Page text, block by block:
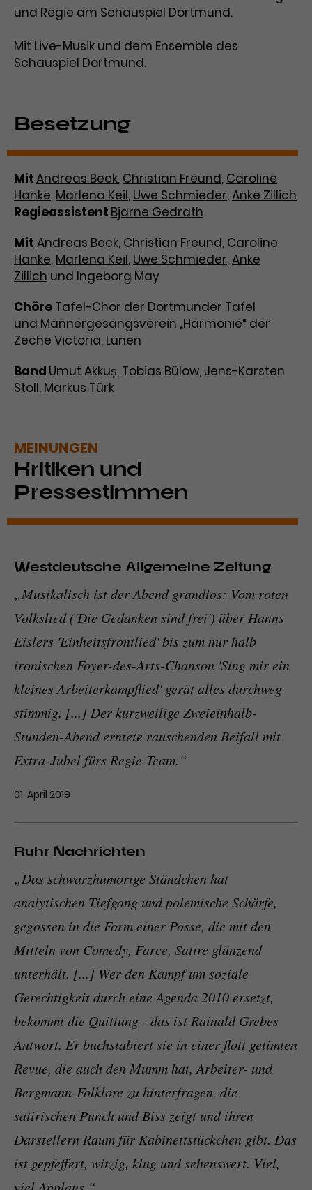
und Regie am Schauspiel Dortmund.
Mit Live-Musik und dem Ensemble des
Schauspiel Dortmund.
Besetzung
MitAndreas Beck, Christian Freund, Caroline
Hanke, Marlena Keil, Uwe Schmieder,Anke Zillich
Regieassistent Bjarne Gedrath
Mit Andreas Beck, Christian Freund, Caroline
Hanke, Marlena Keil, Uwe Schmieder,Anke
Zillich und Ingeborg May
Chöre Tafel-Chor der Dortmunder Tafel
und Männergesangsverein „Harmonie“ der
Zeche Victoria, Lünen
Band Umut Akkuş, Tobias Bülow, Jens-Karsten
Stoll, Markus Türk
MEINUNGEN
Kritiken und
Pressestimmen
Westdeutsche Allgemeine Zeitung
„Musikalisch ist der Abend grandios: Vom roten
Volkslied ('Die Gedanken sind frei') über Hanns
Eislers 'Einheitsfrontlied' bis zum nur halb
ironischen Foyer-des-Arts-Chanson 'Sing mir ein
kleines Arbeiterkampflied' gerät alles durchweg
stimmig. [...] Der kurzweilige Zweieinhalb-
Stunden-Abend erntete rauschenden Beifall mit
Extra-Jubel fürs Regie-Team.“
01. April 2019
Ruhr Nachrichten
„Das schwarzhumorige Ständchen hat
analytischen Tiefgang und polemische Schärfe,
gegossen in die Form einer Posse, die mit den
Mitteln von Comedy, Farce, Satire glänzend
unterhält. [...] Wer den Kampf um soziale
Gerechtigkeit durch eine Agenda 2010 ersetzt,
bekommt die Quittung - das ist Rainald Grebes
Antwort. Er buchstabiert sie in einer flott getimten
Revue, die auch den Mumm hat, Arbeiter- und
Bergmann-Folklore zu hinterfragen, die
satirischen Punch und Biss zeigt und ihren
Darstellern Raum für Kabinettstückchen gibt. Das
ist gepfeffert, witzig, klug und sehenswert. Viel,